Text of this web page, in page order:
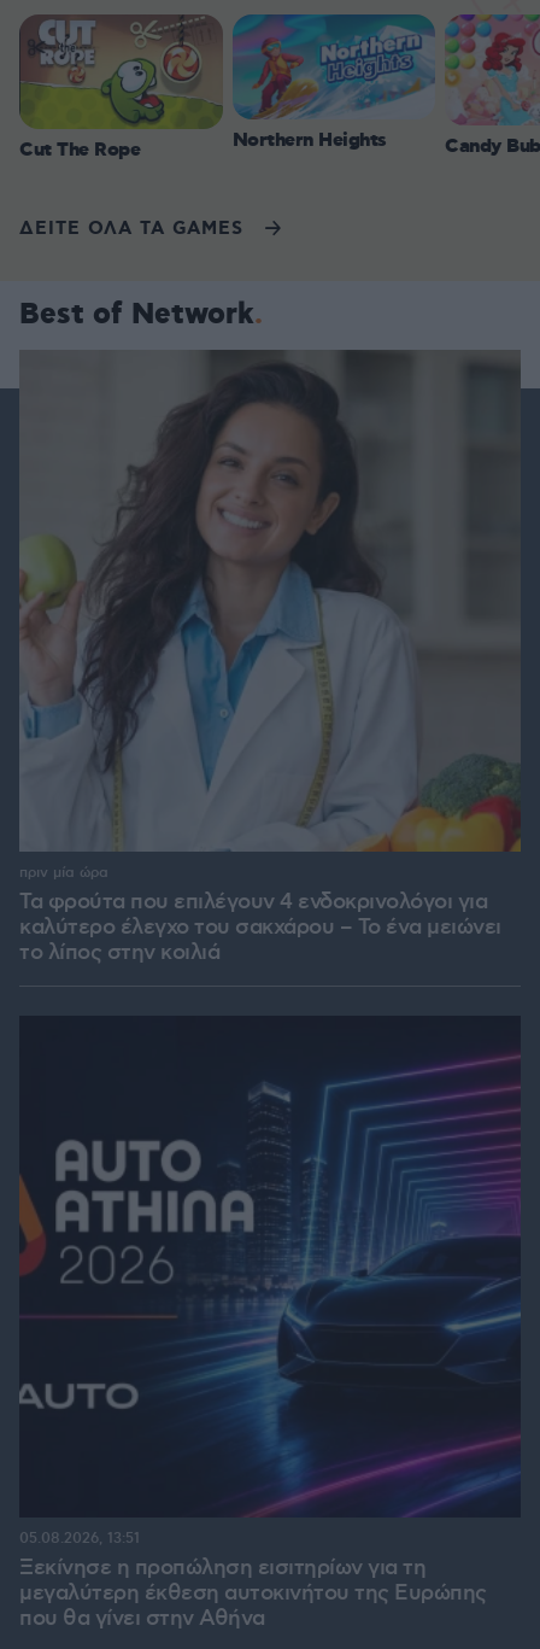
Cut The Rope Northern Heights Candy
ΔΕΙΤΕ ΟΛΑ ΤΑ GAMES
Best of Network
Τα φρούτα που επιλέγουν 4 ενδοκρινολόγοι για
καλύτερο έλεγχο του σακχάρου – Το ένα μειώνει
το λίπος στην κοιλιά
πριν μία ώρα
Ξεκίνησε η προπώληση εισιτηρίων για τη
μεγαλύτερη έκθεση αυτοκινήτου της Ευρώπης
που θα γίνει στην Αθήνα
05.08.2026, 13:51